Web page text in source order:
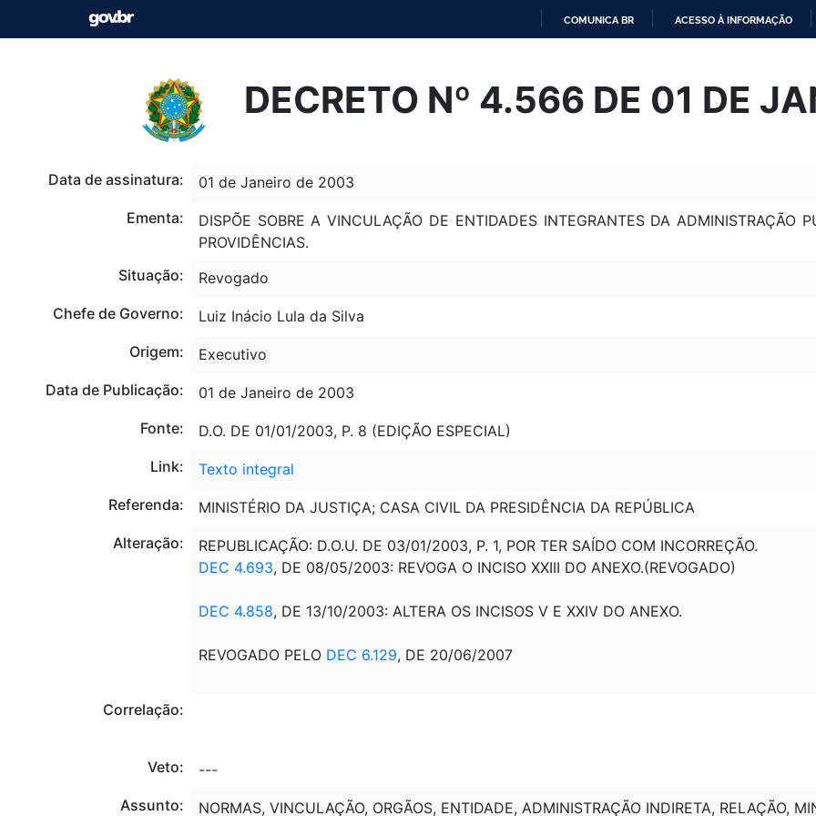
O
CONTEÚDO
COMUNICA BR ACESSO À INFORMAÇÃO
DECRETO Nº 4.566 DE 01 DE
Data de assinatura:
01 de Janeiro de 2003
Ementa:
DISPÕE SOBRE A VINCULAÇÃO DE ENTIDADES INTEGRANTES DA ADMINISTRAÇÃO
PROVIDÊNCIAS.
Situação:
Revogado
Chefe de Governo:
Luiz Inácio Lula da Silva
Origem:
Executivo
Data de Publicação:
01 de Janeiro de 2003
Fonte:
D.O. DE 01/01/2003, P. 8 (EDIÇÃO ESPECIAL)
Link:
Texto integral
Referenda:
MINISTÉRIO DA JUSTIÇA; CASA CIVIL DA PRESIDÊNCIA DA REPÚBLICA
Alteração:
REPUBLICAÇÃO: D.O.U. DE 03/01/2003, P. 1, POR TER SAÍDO COM INCORREÇÃO.
DEC 4.693, DE 08/05/2003: REVOGA O INCISO XXIII DO ANEXO.(REVOGADO)
DEC 4.858, DE 13/10/2003: ALTERA OS INCISOS V E XXIV DO ANEXO.
REVOGADO PELODEC 6.129, DE 20/06/2007
Correlação:
Veto:
---
Assunto:
NORMAS, VINCULAÇÃO, ORGÃOS, ENTIDADE, ADMINISTRAÇÃO INDIRETA, RELAÇÃO,